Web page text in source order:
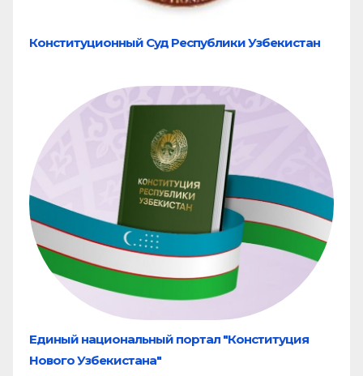
Конституционный Суд Республики Узбекистан
Единый национальный портал "Конституция
Нового Узбекистана"